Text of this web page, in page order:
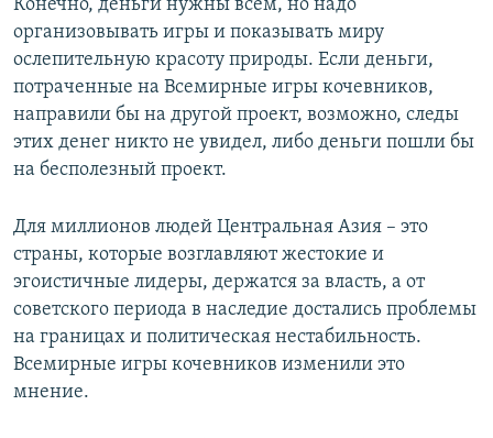
Конечно, деньги нужны всем, но надо
организовывать игры и показывать миру
ослепительную красоту природы. Если деньги,
потраченные на Всемирные игры кочевников,
направили бы на другой проект, возможно, следы
этих денег никто не увидел, либо деньги пошли бы
на бесполезный проект.
Для миллионов людей Центральная Азия – это
страны, которые возглавляют жестокие и
эгоистичные лидеры, держатся за власть, а от
советского периода в наследие достались проблемы
на границах и политическая нестабильность.
Всемирные игры кочевников изменили это
мнение.